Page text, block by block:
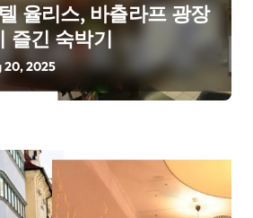
율리스, 바츨라프 광장
즐긴 숙박기
20, 2025